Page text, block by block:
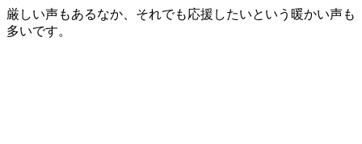
厳しい声もあるなか、それでも応援したいという暖かい声も
多いです。